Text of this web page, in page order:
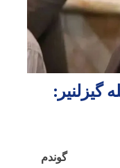
گیزلنیر:
گوندم